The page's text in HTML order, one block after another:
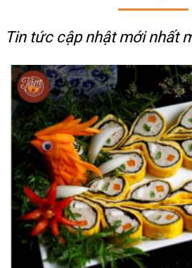
Tin tức cập nhật mới nhất